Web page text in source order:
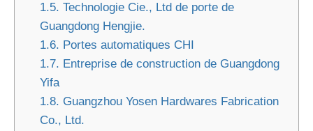
1.5. Technologie Cie., Ltd de porte de
Guangdong Hengjie.
1.6. Portes automatiques CHI
1.7. Entreprise de construction de Guangdong
Yifa
1.8. Guangzhou Yosen Hardwares Fabrication
Co., Ltd.